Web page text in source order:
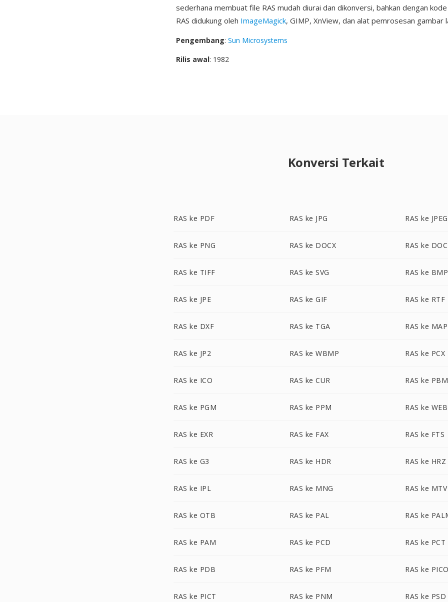
sederhana membuat file RAS mudah diurai dan dikonversi, bahkan dengan
RAS didukung oleh ImageMagick, GIMP, XnView, dan alat pemrosesan gambar
Pengembang: Sun Microsystems
Rilis awal: 1982
Konversi Terkait
RAS ke PDF RAS ke JPG RAS ke JPEG
RAS ke PNG RAS ke DOCX RAS ke DOC
RAS ke TIFF RAS ke SVG RAS ke BMP
RAS ke JPE RAS ke GIF RAS ke RTF
RAS ke DXF RAS ke TGA RAS ke MAP
RAS ke JP2 RAS ke WBMP RAS ke PCX
RAS ke ICO RAS ke CUR RAS ke PBM
RAS ke PGM RAS ke PPM RAS ke
RAS ke EXR RAS ke FAX RAS ke FTS
RAS ke G3 RAS ke HDR RAS ke HRZ
RAS ke IPL RAS ke MNG RAS ke MTV
RAS ke OTB RAS ke PAL RAS ke
RAS ke PAM RAS ke PCD RAS ke PCT
RAS ke PDB RAS ke PFM RAS ke
RAS ke PICT RAS ke PNM RAS ke PSD